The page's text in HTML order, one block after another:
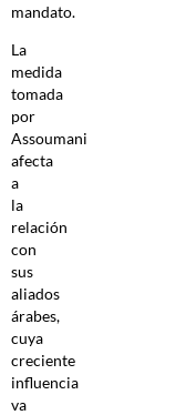
mandato.
La
medida
tomada
por
Assoumani
afecta
a
la
relación
con
sus
aliados
árabes,
cuya
creciente
influencia
va